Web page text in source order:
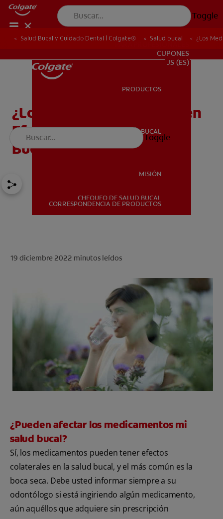
Toggle
SALUD BUCAL
PARA PROFESIONALES
US (ES)
PARA PROFESIONALES
CUPONES
US (ES)
PRODUCTOS
SALUD BUCAL
MISIÓN
CHEQUEO DE SALUD BUCAL
CORRESPONDENCIA DE PRODUCTOS
Toggle
Salud Bucal y Cuidado Dental | Colgate® Salud bucal ¿Los
¿Los Medicamentos Tienen
Efecto Sobre Mi Salud
Bucal?
19 diciembre 2022 minutos leídos
¿Pueden afectar los medicamentos mi
salud bucal?
Sí, los medicamentos pueden tener efectos
colaterales en la salud bucal, y el más común es la
boca seca. Debe usted informar siempre a su
odontólogo si está ingiriendo algún medicamento,
aún aquéllos que adquiere sin prescripción